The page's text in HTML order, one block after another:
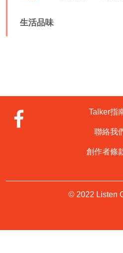
生活品味
Talker指
聯絡我
創作者條
© 2022 Listen